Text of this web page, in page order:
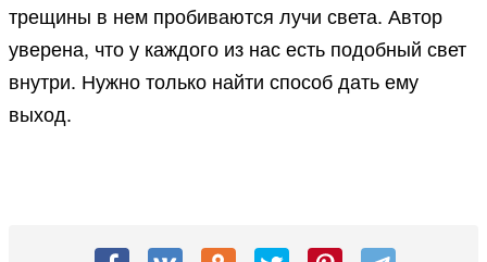
трещины в нем пробиваются лучи света. Автор
уверена, что у каждого из нас есть подобный свет
внутри. Нужно только найти способ дать ему
выход.